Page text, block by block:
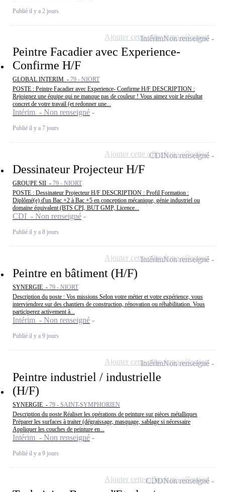
Publié il y a 2 jours
Peintre Facadier avec Experience-
Confirme H/F
GLOBAL INTERIM - 79 - NIORT
POSTE : Peintre Facadier avec Experience- Confirme H/F DESCRIPTION :
Rejoignez une équipe qui ne manque pas de couleur ! Vous aimez voir le résultat
concret de votre travail (et redonner une...
Intérim - Non renseigné
Publié il y a 7 jours
IntérimNon renseigné
Ajouter cette offre à ma sélection
Dessinateur Projecteur H/F
GROUPE SII - 79 - NIORT
POSTE : Dessinateur Projecteur H/F DESCRIPTION : Profil Formation :
Diplômé(e) d'un Bac +2 à Bac +5 en conception mécanique, génie industriel ou
domaine équivalent (BTS CPI, BUT GMP, Licence...
CDI - Non renseigné
Publié il y a 8 jours
CDINon renseigné
Ajouter cette offre à ma sélection
Peintre en bâtiment (H/F)
SYNERGIE - 79 - NIORT
Description du poste : Vos missions Selon votre métier et votre expérience, vous
interviendrez sur des chantiers de construction, rénovation ou réhabilitation. Vous
participerez activement à...
Intérim - Non renseigné
Publié il y a 9 jours
IntérimNon renseigné
Ajouter cette offre à ma sélection
Peintre industriel / industrielle
(H/F)
SYNERGIE - 79 - SAINT-SYMPHORIEN
Description du poste Réaliser les opérations de peinture sur pièces métalliques
Préparer les surfaces à traiter (dégraissage, masquage, sablage si nécessaire
Appliquer les couches de peinture en...
Intérim - Non renseigné
Publié il y a 9 jours
IntérimNon renseigné
Ajouter cette offre à ma sélection
CDDNon renseigné
Ajouter cette offre à ma sélection